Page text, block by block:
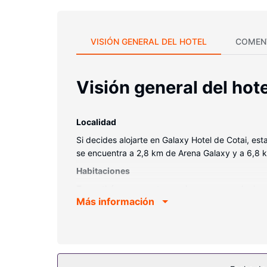
VISIÓN GENERAL DEL HOTEL
Visión general del
Localidad
Si decides alojarte en Galaxy Hotel de Cotai,
se encuentra a 2,8 km de Arena Galaxy y a 6,8
Habitaciones
ocio, tendrás una televisión LCD con canales
servicios de este hotel incluyen conexión a
Más información